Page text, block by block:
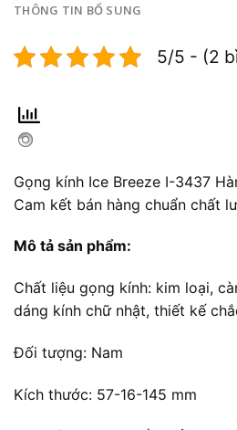
THÔNG TIN BỔ SUNG
5/5 - (2
Gọng kính Ice Breeze I-3437
Cam kết bán hàng chuẩn chất
Mô tả sản phẩm:
Chất liệu gọng kính: kim loại,
dáng kính chữ nhật, thiết kế
Đối tượng: Nam
Kích thước: 57-16-145 mm